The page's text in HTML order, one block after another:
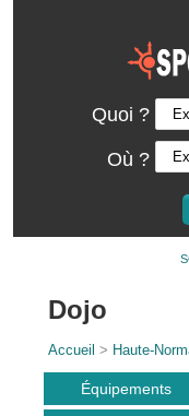
Quoi ?
Où ?
Dojo
Accueil > Haute-
Équipements